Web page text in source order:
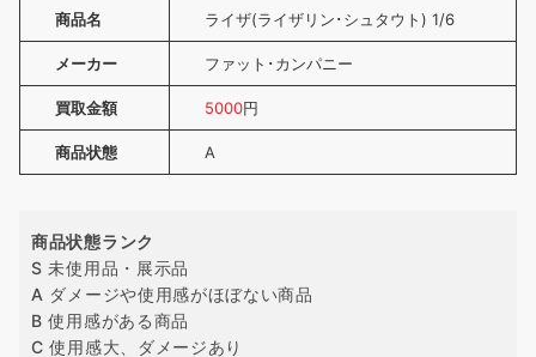
商品名 ライザ(ライザリン･シュタウト) 1/6
メーカー ファット･カンパニー
買取金額 5000円
商品状態 A
商品状態ランク
S 未使用品・展示品
A ダメージや使用感がほぼない商品
B 使用感がある商品
C 使用感大、ダメージあり